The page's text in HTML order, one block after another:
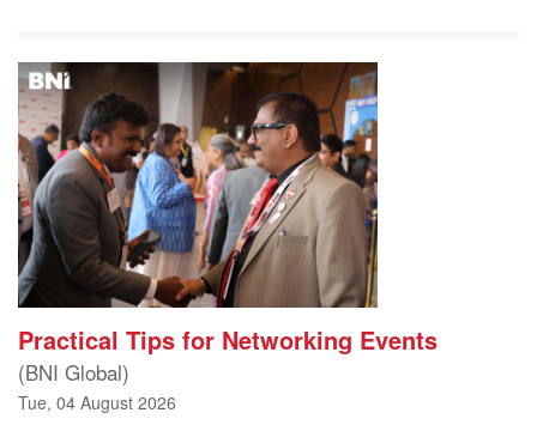
Practical Tips for Networking Events
(BNI Global)
Tue, 04 August 2026